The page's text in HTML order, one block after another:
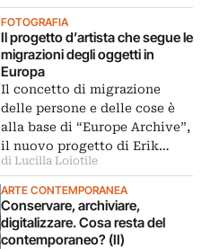
FOTOGRAFIA
Il progetto d’artista che segue le
migrazioni degli oggetti in
Europa
Il concetto di migrazione
delle persone e delle cose è
alla base di “Europe Archive”,
il nuovo progetto di Erik…
di Lucilla Loiotile
ARTE CONTEMPORANEA
Conservare, archiviare,
digitalizzare. Cosa resta del
contemporaneo? (II)